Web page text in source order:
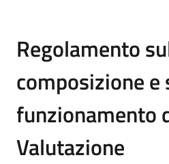
Regolamento
composizione e
funzionamento
Valutazione